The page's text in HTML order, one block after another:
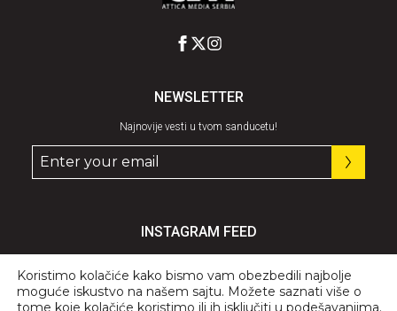
NEWSLETTER
Najnovije vesti u tvom sanducetu!
INSTAGRAM FEED
Koristimo kolačiće kako bismo vam obezbedili najbolje
moguće iskustvo na našem sajtu. Možete saznati više o
tome koje kolačiće koristimo ili ih isključiti u podešavanjima.